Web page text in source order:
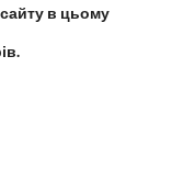
в цьому